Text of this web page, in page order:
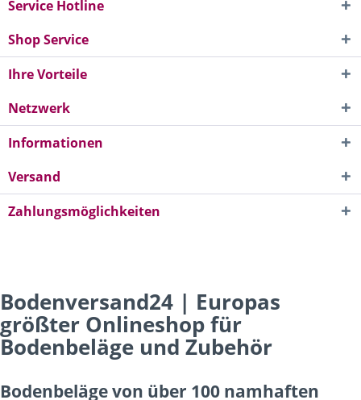
Service Hotline
Shop Service
Ihre Vorteile
Netzwerk
Informationen
Versand
Zahlungsmöglichkeiten
Bodenversand24 | Europas
größter Onlineshop für
Bodenbeläge und Zubehör
Bodenbeläge von über 100 namhaften